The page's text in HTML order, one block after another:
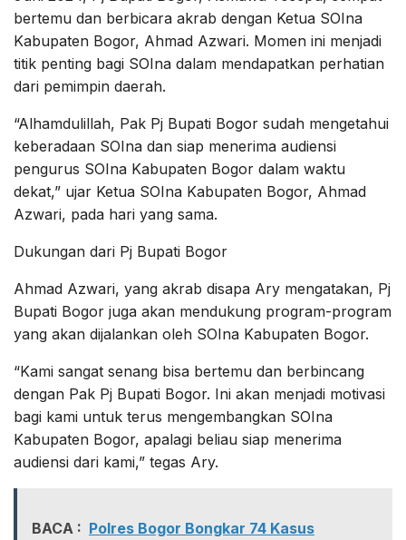
bertemu dan berbicara akrab dengan Ketua SOIna
Kabupaten Bogor, Ahmad Azwari. Momen ini menjadi
titik penting bagi SOIna dalam mendapatkan perhatian
dari pemimpin daerah.
“Alhamdulillah, Pak Pj Bupati Bogor sudah mengetahui
keberadaan SOIna dan siap menerima audiensi
pengurus SOIna Kabupaten Bogor dalam waktu
dekat,” ujar Ketua SOIna Kabupaten Bogor, Ahmad
Azwari, pada hari yang sama.
Dukungan dari Pj Bupati Bogor
Ahmad Azwari, yang akrab disapa Ary mengatakan, Pj
Bupati Bogor juga akan mendukung program-program
yang akan dijalankan oleh SOIna Kabupaten Bogor.
“Kami sangat senang bisa bertemu dan berbincang
dengan Pak Pj Bupati Bogor. Ini akan menjadi motivasi
bagi kami untuk terus mengembangkan SOIna
Kabupaten Bogor, apalagi beliau siap menerima
audiensi dari kami,” tegas Ary.
BACA : Polres Bogor Bongkar 74 Kasus